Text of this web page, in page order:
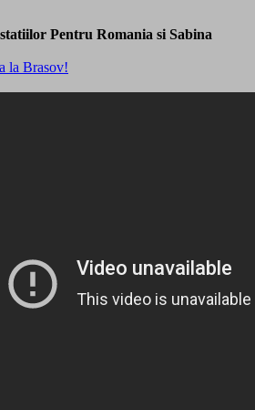
Pentru Romania si Sabina